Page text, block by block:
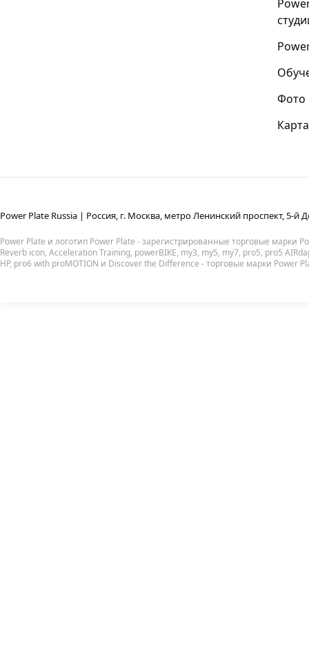
Фото
Power Plate Russia | Россия, г. Москва, метро Ленинский проспект, 5-
Power Plate и логотип Power Plate - зарегистрированные торговые марки
Reverb icon, Acceleration Training, powerBIKE, my3, my5, my7, pro5, pro5
HP, pro6 with proMOTION и Discover the Difference - торговые марки Power